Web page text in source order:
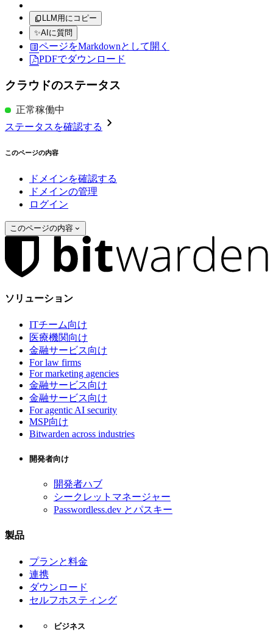
LLM用にコピー
✨AIに質問
ページをMarkdownとして開く
PDFでダウンロード
クラウドのステータス
正常稼働中
ステータスを確認する
このページの内容
ドメインを確認する
ドメインの管理
ログイン
このページの内容
ソリューション
ITチーム向け
医療機関向け
金融サービス向け
For law firms
For marketing agencies
金融サービス向け
金融サービス向け
For agentic AI security
MSP向け
Bitwarden across industries
開発者向け
開発者ハブ
シークレットマネージャー
Passwordless.dev とパスキー
製品
プランと料金
連携
ダウンロード
セルフホスティング
ビジネス